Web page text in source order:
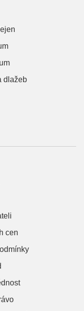
dlažeb
cen